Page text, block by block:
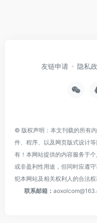
友链申请 隐私
© 版权声明：本文刊载的所有
件、程序、以及网页版式设计
有！本网站提供的内容服务于
或非盈利性用途，但同时应遵
犯本网站及相关权利人的合法权
联系邮箱：